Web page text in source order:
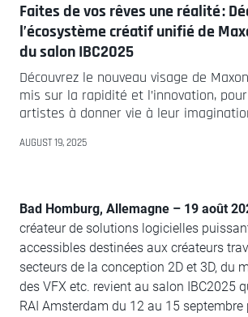
Faites de vos rêves une réalité :
l’écosystème créatif unifié de
du salon IBC2025
Découvrez le nouveau visage de
mis sur la rapidité et l’innovation,
artistes à donner vie à leur
AUGUST 19, 2025
Bad Homburg, Allemagne – 19 août
créateur de solutions logicielles
accessibles destinées aux créateurs
secteurs de la conception 2D et 3D, du
des VFX etc. revient au salon IBC2025
RAI Amsterdam du 12 au 15 septembre